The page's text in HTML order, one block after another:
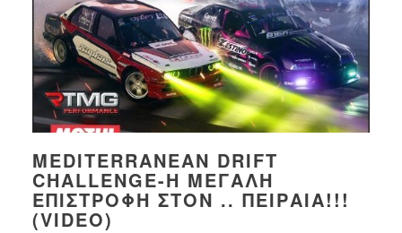
MEDITERRANEAN DRIFT
CHALLENGE-Η ΜΕΓΆΛΗ
ΕΠΙΣΤΡΟΦΉ ΣΤΟΝ .. ΠΕΙΡΑΙΆ!!!
(VIDEO)